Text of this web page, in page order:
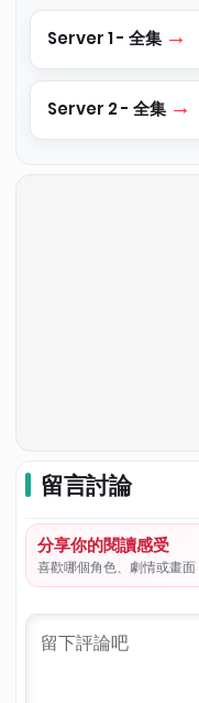
Server 1 - 全集
Server 2 - 全集
留言討論
分享你的閱讀感受
喜歡哪個角色、劇情或畫面